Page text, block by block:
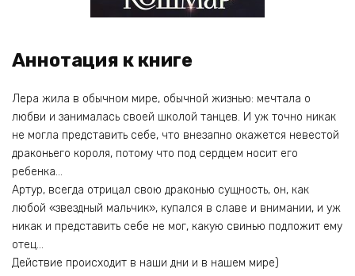
Аннотация к книге
Лера жила в обычном мире, обычной жизнью: мечтала о
любви и занималась своей школой танцев. И уж точно никак
не могла представить себе, что внезапно окажется невестой
драконьего короля, потому что под сердцем носит его
ребенка…
Артур, всегда отрицал свою драконью сущность, он, как
любой «звездный мальчик», купался в славе и внимании, и уж
никак и представить себе не мог, какую свинью подложит ему
отец…
Действие происходит в наши дни и в нашем мире)